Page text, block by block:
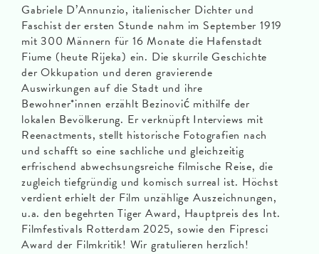
Gabriele D’Annunzio, italienischer Dichter und
Faschist der ersten Stunde nahm im September 1919
mit 300 Männern für 16 Monate die Hafenstadt
Fiume (heute Rijeka) ein. Die skurrile Geschichte
der Okkupation und deren gravierende
Auswirkungen auf die Stadt und ihre
Bewohner*innen erzählt Bezinović mithilfe der
lokalen Bevölkerung. Er verknüpft Interviews mit
Reenactments, stellt historische Fotografien nach
und schafft so eine sachliche und gleichzeitig
erfrischend abwechsungsreiche filmische Reise, die
zugleich tiefgründig und komisch surreal ist. Höchst
verdient erhielt der Film unzählige Auszeichnungen,
u.a. den begehrten Tiger Award, Hauptpreis des Int.
Filmfestivals Rotterdam 2025, sowie den Fipresci
Award der Filmkritik! Wir gratulieren herzlich!